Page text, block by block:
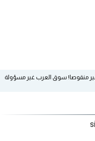
منقوصا! سوق العرب غير مسؤولة